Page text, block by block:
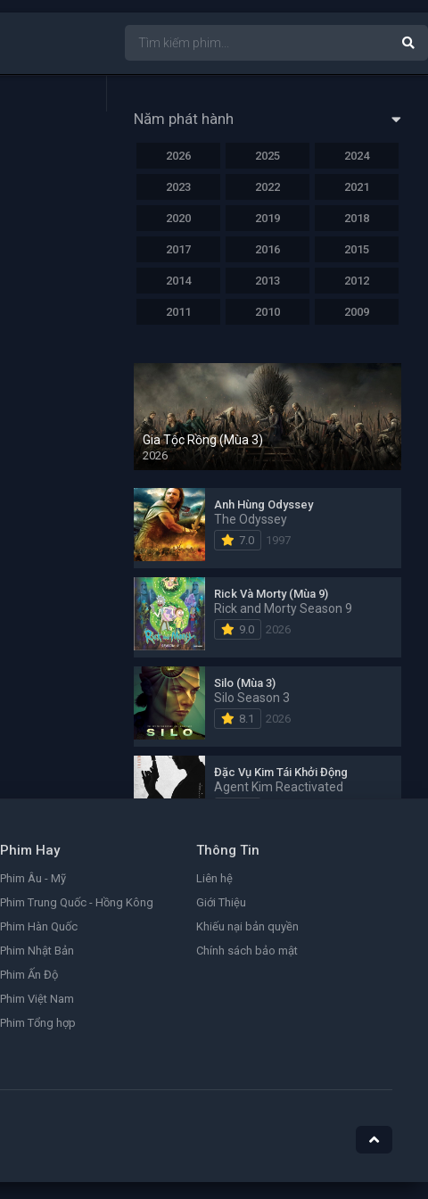
Năm phát hành
2026 2025 2024
2023 2022 2021
2020 2019 2018
2017 2016 2015
2014 2013 2012
2011 2010 2009
Gia Tộc Rồng (Mùa 3)
2026
Anh Hùng Odyssey
The Odyssey
7.0 1997
Rick Và Morty (Mùa 9)
Rick and Morty Season 9
9.0 2026
Silo (Mùa 3)
Silo Season 3
8.1 2026
Đặc Vụ Kim Tái Khởi Động
Agent Kim Reactivated
Đảo Hải Tặc
One Piece
9.0
Ám Ảnh
Phim Hay
Phim Âu - Mỹ
Phim Trung Quốc - Hồng Kông
Phim Hàn Quốc
Phim Nhật Bản
Phim Ấn Độ
Phim Việt Nam
Phim Tổng hợp
Thông Tin
Liên hệ
Giới Thiệu
Khiếu nại bản quyền
Chính sách bảo mật